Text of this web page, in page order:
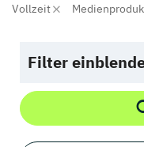
Vollzeit
Filter